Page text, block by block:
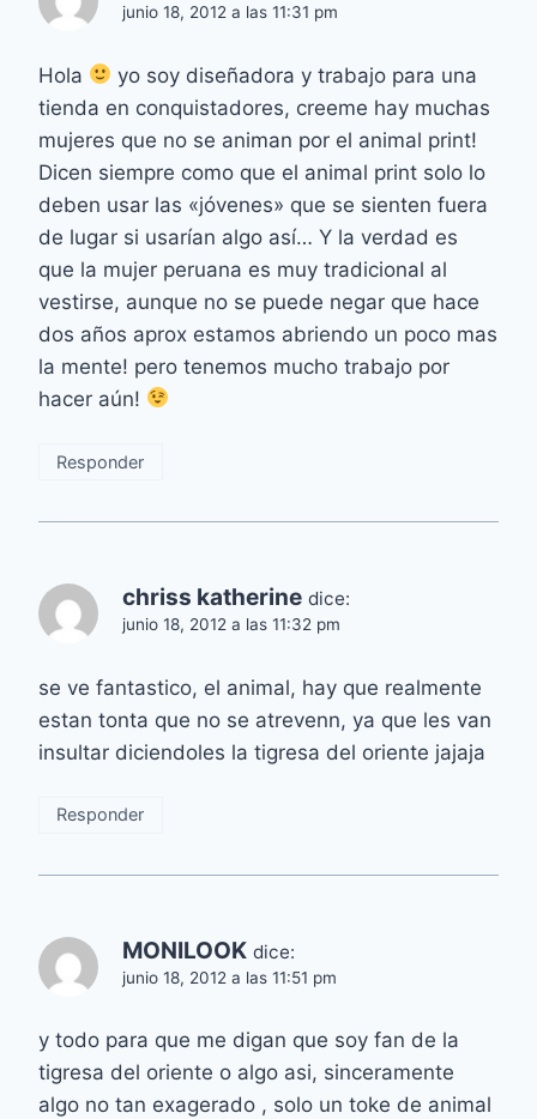
junio 18, 2012 a las 11:31 pm
Hola
yo soy diseñadora y trabajo para una
tienda en conquistadores, creeme hay muchas
mujeres que no se animan por el animal print!
Dicen siempre como que el animal print solo lo
deben usar las «jóvenes» que se sienten fuera
de lugar si usarían algo así… Y la verdad es
que la mujer peruana es muy tradicional al
vestirse, aunque no se puede negar que hace
dos años aprox estamos abriendo un poco mas
la mente! pero tenemos mucho trabajo por
hacer aún!
Responder
chriss katherine dice:
junio 18, 2012 a las 11:32 pm
se ve fantastico, el animal, hay que realmente
estan tonta que no se atrevenn, ya que les van
insultar diciendoles la tigresa del oriente jajaja
Responder
MONILOOK dice:
junio 18, 2012 a las 11:51 pm
y todo para que me digan que soy fan de la
tigresa del oriente o algo asi, sinceramente
algo no tan exagerado , solo un toke de animal